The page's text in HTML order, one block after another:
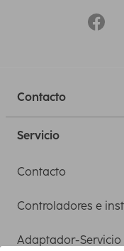
Contacto
Servicio
Contacto
Controladores e
Adaptador-